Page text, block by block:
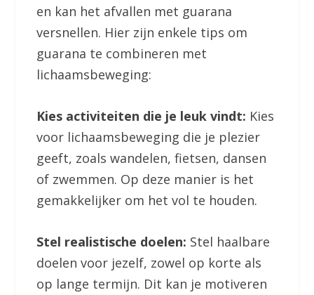
en kan het afvallen met guarana
versnellen. Hier zijn enkele tips om
guarana te combineren met
lichaamsbeweging:
Kies activiteiten die je leuk vindt: Kies
voor lichaamsbeweging die je plezier
geeft, zoals wandelen, fietsen, dansen
of zwemmen. Op deze manier is het
gemakkelijker om het vol te houden.
Stel realistische doelen: Stel haalbare
doelen voor jezelf, zowel op korte als
op lange termijn. Dit kan je motiveren